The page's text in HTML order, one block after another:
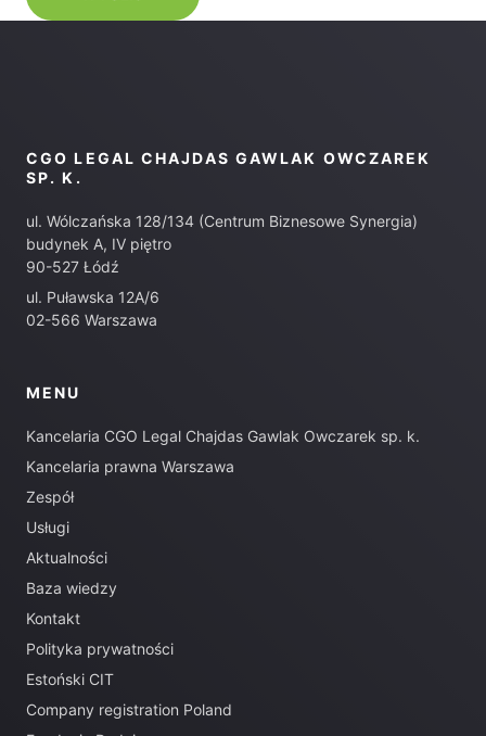
CGO LEGAL CHAJDAS GAWLAK OWCZAREK
SP. K.
ul. Wólczańska 128/134 (Centrum Biznesowe Synergia)
budynek A, IV piętro
90-527 Łódź
ul. Puławska 12A/6
02-566 Warszawa
MENU
Kancelaria CGO Legal Chajdas Gawlak Owczarek sp. k.
Kancelaria prawna Warszawa
Zespół
Usługi
Aktualności
Baza wiedzy
Kontakt
Polityka prywatności
Estoński CIT
Company registration Poland